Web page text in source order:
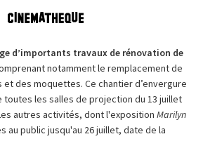
d’importants travaux de rénovation de
notamment le remplacement de
et des moquettes. Ce chantier d’envergure
les salles de projection du 13 juillet
autres activités, dont l'exposition Marilyn
au public jusqu'au 26 juillet, date de la